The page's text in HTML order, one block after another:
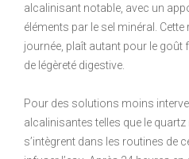
alcalinisant notable, avec un
éléments par le sel minéral.
journée, plaît autant pour le
de légèreté digestive.
Pour des solutions moins
alcalinisantes telles que le
s’intègrent dans les routines de